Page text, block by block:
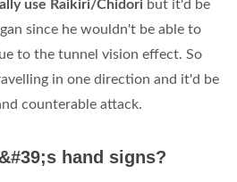
use Raikiri/Chidori but it'd be
since he wouldn't be able to
to the tunnel vision effect. So
in one direction and it'd be
counterable attack.
hand signs?